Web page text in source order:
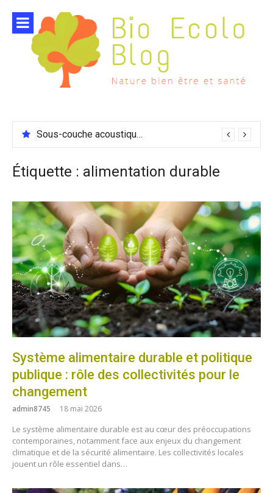
contenu
Sous-couche acoustique compatible chauffage sol
Étiquette : alimentation durable
Système alimentaire durable et politique
publique : rôle des collectivités pour le
changement
admin8745 18 mai 2026
Le système alimentaire durable est au cœur des préoccupations
contemporaines, notamment face aux enjeux du changement
climatique et de la sécurité alimentaire. Les collectivités locales
jouent un rôle essentiel dans…